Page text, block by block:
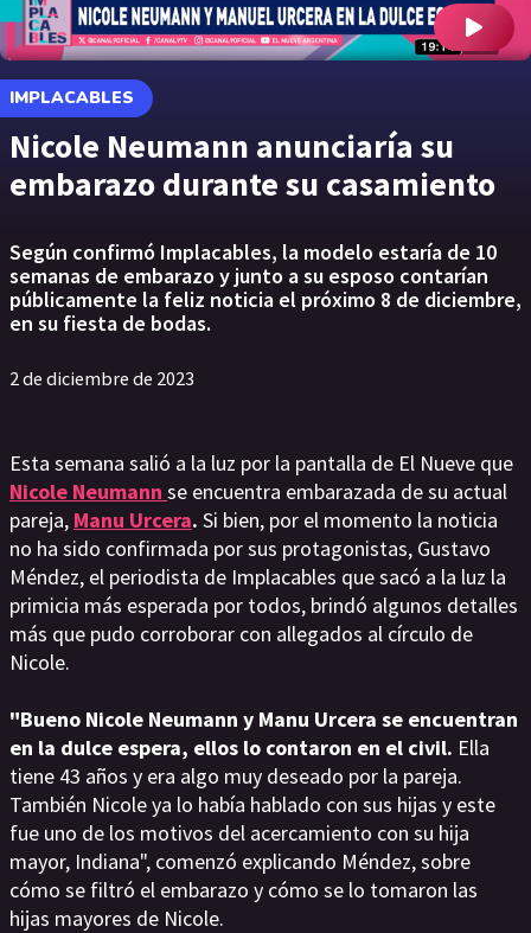
IMPLACABLES
Nicole Neumann anunciaría su
embarazo durante su casamiento
Según confirmó Implacables, la modelo estaría de 10
semanas de embarazo y junto a su esposo contarían
públicamente la feliz noticia el próximo 8 de diciembre,
en su fiesta de bodas.
2 de diciembre de 2023
Esta semana salió a la luz por la pantalla de El Nueve que
Nicole Neumann se encuentra embarazada de su actual
pareja, Manu Urcera. Si bien, por el momento la noticia
no ha sido confirmada por sus protagonistas, Gustavo
Méndez, el periodista de Implacables que sacó a la luz la
primicia más esperada por todos, brindó algunos detalles
más que pudo corroborar con allegados al círculo de
Nicole.
"Bueno Nicole Neumann y Manu Urcera se encuentran
en la dulce espera, ellos lo contaron en el civil. Ella
tiene 43 años y era algo muy deseado por la pareja.
También Nicole ya lo había hablado con sus hijas y este
fue uno de los motivos del acercamiento con su hija
mayor, Indiana", comenzó explicando Méndez, sobre
cómo se filtró el embarazo y cómo se lo tomaron las
hijas mayores de Nicole.